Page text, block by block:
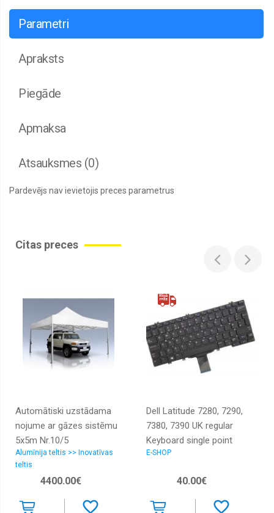
Mutes
dobuma
kopšanas
Pretsēnīšu,
forA
dezinfekcijas
līdzekļi
Sejas
cimdi
Sieviešu
zeķbikses
Smaržas
sievietēm
vīriešiem
Parametri
Apraksts
Piegāde
Apmaksa
Atsauksmes (0)
Pardevējs nav ievietojis preces parametrus
Citas preces
Automātiski uzstādama
nojume ar gāzes sistēmu
5x5m Nr.10/5
Alumīnija teltis >> Inovatīvas
teltis
4400.00€
Dell Latitude 7280, 7290,
7380, 7390 UK regular
Keyboard single point
E-SHOP
40.00€